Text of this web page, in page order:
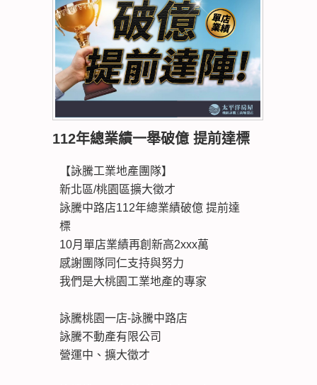
112年總業績一舉破億 提前達標
【詠騰工業地產團隊】
新北區/桃園區擴大徵才
詠騰中路店112年總業績破億 提前達
標
10月單店業績再創新高2xxx萬
感謝團隊同仁支持與努力
我們是大桃園工業地產的專家
詠騰桃園一店-詠騰中路店
詠騰不動產有限公司
營運中、擴大徵才